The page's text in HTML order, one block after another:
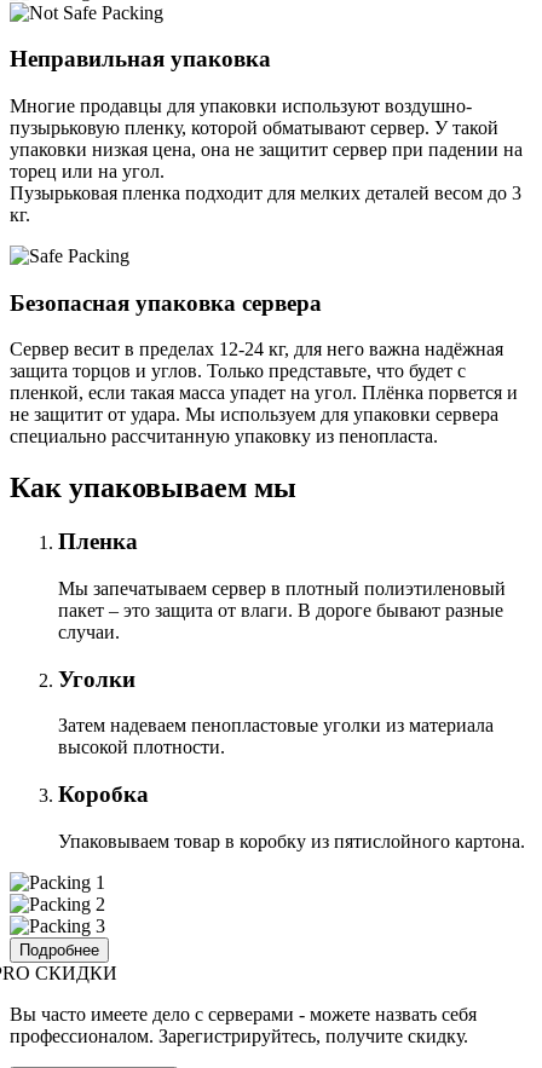
Неправильная упаковка
Многие продавцы для упаковки используют воздушно-
пузырьковую пленку, которой обматывают сервер. У такой
упаковки низкая цена, она не защитит сервер при падении на
торец или на угол.
Пузырьковая пленка подходит для мелких деталей весом до 3
кг.
Безопасная упаковка сервера
Сервер весит в пределах 12-24 кг, для него важна надёжная
защита торцов и углов. Только представьте, что будет с
пленкой, если такая масса упадет на угол. Плёнка порвется и
не защитит от удара. Мы используем для упаковки сервера
специально расcчитанную упаковку из пенопласта.
Как упаковываем мы
Пленка
Мы запечатываем сервер в плотный полиэтиленовый
пакет – это защита от влаги. В дороге бывают разные
случаи.
Уголки
Затем надеваем пенопластовые уголки из материала
высокой плотности.
Коробка
Упаковываем товар в коробку из пятислойного картона.
Подробнее
СКИДКИ
Вы часто имеете дело с серверами - можете назвать себя
профессионалом. Зарегистрируйтесь, получите скидку.